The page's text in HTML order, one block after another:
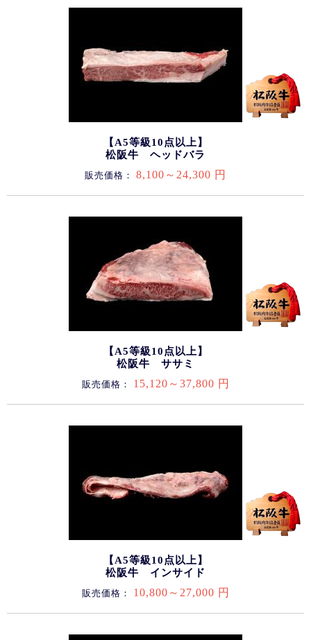
【A5等級10点以上】
松阪牛 ヘッドバラ
販売価格： 8,100～24,300 円
【A5等級10点以上】
松阪牛 ササミ
販売価格： 15,120～37,800 円
【A5等級10点以上】
松阪牛 インサイド
販売価格： 10,800～27,000 円